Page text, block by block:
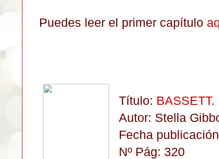
Puedes leer el primer capítulo
Título: BASSETT.
Autor: Stella
Fecha
Nº Pág: 320